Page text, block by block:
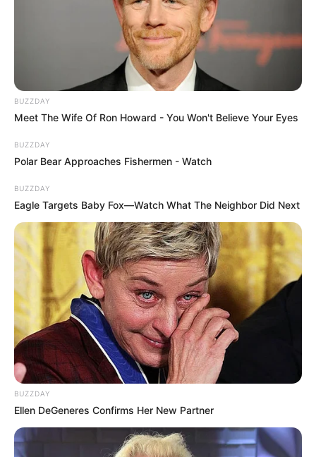
BUZZDAY
Meet The Wife Of Ron Howard - You Won't Believe Your Eyes
BUZZDAY
Polar Bear Approaches Fishermen - Watch
BUZZDAY
Eagle Targets Baby Fox—Watch What The Neighbor Did Next
BUZZDAY
Ellen DeGeneres Confirms Her New Partner